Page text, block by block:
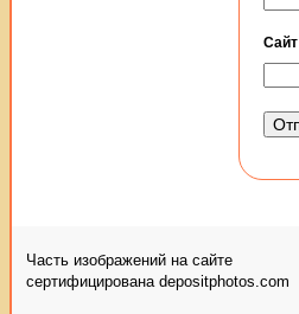
Сайт
Часть изображений на сайте
сертифицирована depositphotos.com